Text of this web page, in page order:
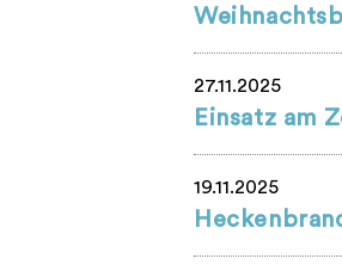
27.11.2025
Einsatz am
19.11.2025